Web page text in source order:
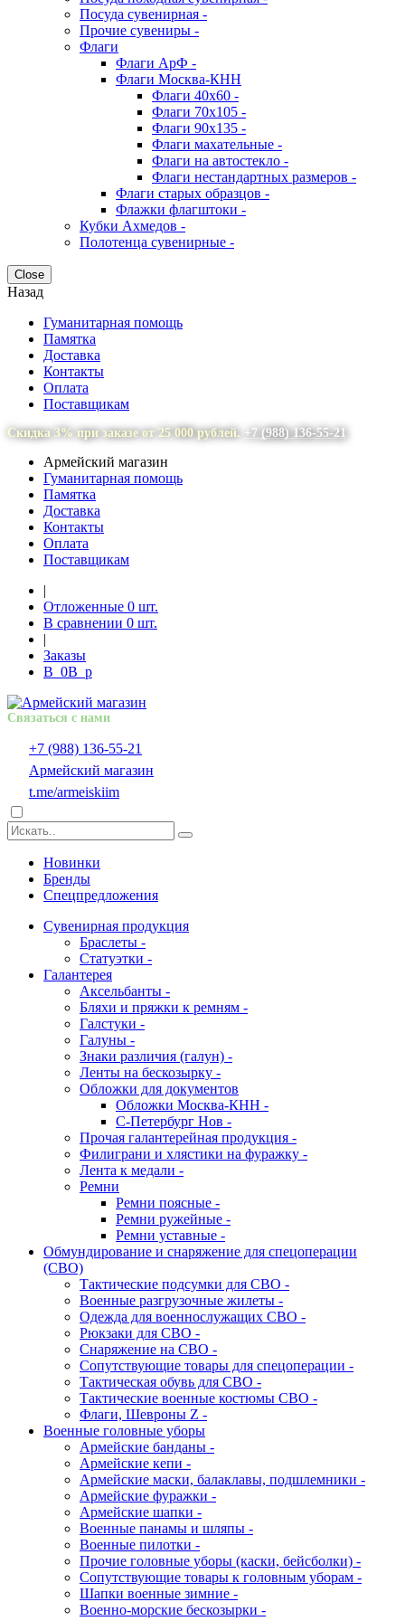
Посуда сувенирная -
Прочие сувениры -
Флаги
Флаги АрФ -
Флаги Москва-КНН
Флаги 40х60 -
Флаги 70х105 -
Флаги 90х135 -
Флаги махательные -
Флаги на автостекло -
Флаги нестандартных размеров -
Флаги старых образцов -
Флажки флагштоки -
Кубки Ахмедов -
Полотенца сувенирные -
Close
Назад
Гуманитарная помощь
Памятка
Доставка
Контакты
Оплата
Поставщикам
Скидка 3% при заказе от 25 000 рублей. +7 (988) 136-55-21
Армейский магазин
Гуманитарная помощь
Памятка
Доставка
Контакты
Оплата
Поставщикам
|
Отложенные 0 шт.
В сравнении 0 шт.
|
Заказы
В 0В p
Связаться с нами
+7 (988) 136-55-21
Армейский магазин
t.me/armeiskiim
Новинки
Бренды
Спецпредложения
Сувенирная продукция
Браслеты -
Статуэтки -
Галантерея
Аксельбанты -
Бляхи и пряжки к ремням -
Галстуки -
Галуны -
Знаки различия (галун) -
Ленты на бескозырку -
Обложки для документов
Обложки Москва-КНН -
С-Петербург Нов -
Прочая галантерейная продукция -
Филиграни и хлястики на фуражку -
Лента к медали -
Ремни
Ремни поясные -
Ремни ружейные -
Ремни уставные -
Обмундирование и снаряжение для спецоперации
(СВО)
Тактические подсумки для СВО -
Военные разгрузочные жилеты -
Одежда для военнослужащих СВО -
Рюкзаки для СВО -
Снаряжение на СВО -
Сопутствующие товары для спецоперации -
Тактическая обувь для СВО -
Тактические военные костюмы СВО -
Флаги, Шевроны Z -
Военные головные уборы
Армейские банданы -
Армейские кепи -
Армейские маски, балаклавы, подшлемники -
Армейские фуражки -
Армейские шапки -
Военные панамы и шляпы -
Военные пилотки -
Прочие головные уборы (каски, бейсболки) -
Сопутствующие товары к головным уборам -
Шапки военные зимние -
Военно-морские бескозырки -